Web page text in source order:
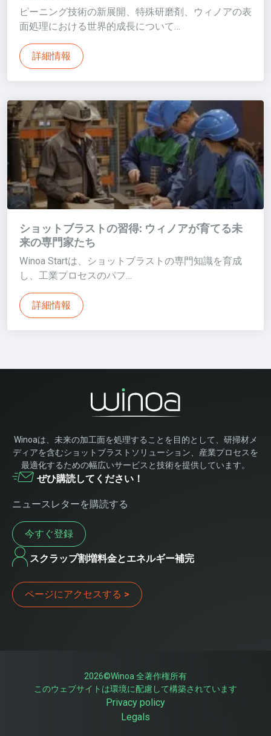
ピーニング技術の新展開、特殊研磨剤、ウィノアの表
面処理における世界的成長について…
詳細情報
ショットブラストの習得: ウィノアが育てる未
来の専門家たち
Winoa Startは、ショットブラストの専門知識を育成
し、工業プロセスのパフ…
詳細情報
Winoaは、未来の加工面を処理することを目的として、研掃材メ
ディアを含むショットブラストソリューション、産業プロセスを
最適化するための幅広いサービスと技術を提供しています。
ぜひ購読してください！
ニュースレターを購読する
今すぐ登録
スクラップ割増料金とエネルギー補完
ページにアクセスする >
2026©Winoa 全著作権所有
このウェブサイトは環境に配慮して構築されています
Privacy policy
Legals